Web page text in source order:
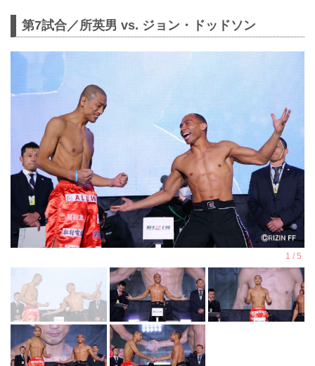
第7試合／所英男 vs. ジョン・ドッドソン